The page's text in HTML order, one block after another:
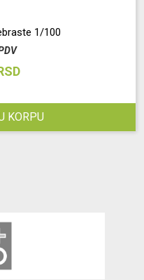
1/100
KORPU